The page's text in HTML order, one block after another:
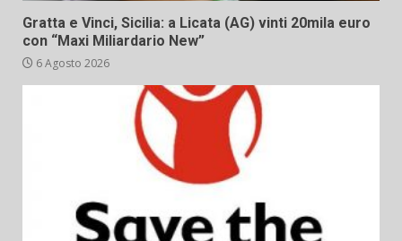
Gratta e Vinci, Sicilia: a Licata (AG) vinti 20mila euro
con “Maxi Miliardario New”
6 Agosto 2026